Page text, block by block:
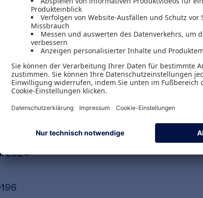
führen die Autorin und Autoren in die
Zusammenhänge des
zusätzliche Hinweise für die
unterstützt der Band Einsteiger und
und in der Praxis. Zusätzlich bietet er
durchgehend aktualisiert unter
des BFH und der neuen BMF-Schreiben.
2024